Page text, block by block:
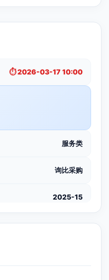
⏱️ 2026-03-17 10:00
服务类
询比采购
2025-15